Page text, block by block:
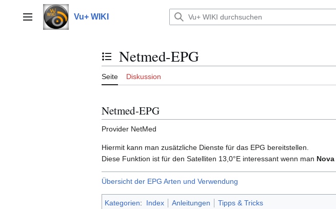
springenHauptmenü Vu+ WIKI
Inhaltsverzeichnis umschalten
Netmed-EPG
Seite Diskussion
Netmed-EPG
Provider NetMed
Hiermit kann man zusätzliche Dienste für das EPG bereitstellen.
Diese Funktion ist für den Satelliten 13,0°E interessant wenn man Nova
Übersicht der EPG Arten und Verwendung
Kategorien: Index Anleitungen Tipps & Tricks